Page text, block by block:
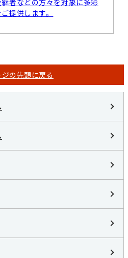
提供します。
の先頭に戻る